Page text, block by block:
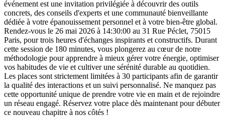
événement est une invitation privilégiée à découvrir des outils
concrets, des conseils d'experts et une communauté bienveillante
dédiée à votre épanouissement personnel et à votre bien-être global.
Rendez-vous le 26 mai 2026 à 14:30:00 au 31 Rue Péclet, 75015
Paris, pour trois heures d'échanges inspirants et constructifs. Durant
cette session de 180 minutes, vous plongerez au cœur de notre
méthodologie pour apprendre à mieux gérer votre énergie, optimiser
vos habitudes de vie et cultiver une sérénité durable au quotidien.
Les places sont strictement limitées à 30 participants afin de garantir
la qualité des interactions et un suivi personnalisé. Ne manquez pas
cette opportunité unique de prendre votre vie en main et de rejoindre
un réseau engagé. Réservez votre place dès maintenant pour débuter
ce nouveau chapitre à nos côtés !